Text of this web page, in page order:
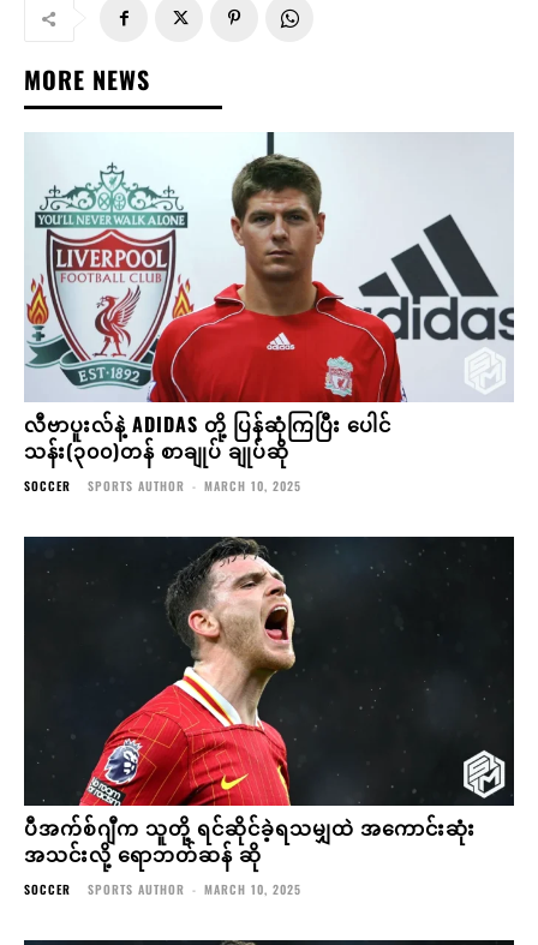
MORE NEWS
လီဗာပူးလ်နဲ့ ADIDAS တို့ ပြန်ဆုံကြပြီး ပေါင်
သန်း(၃၀၀)တန် စာချုပ် ချုပ်ဆို
SOCCER SPORTS AUTHOR - MARCH 10, 2025
ပီအက်စ်ဂျီက သူတို့ ရင်ဆိုင်ခဲ့ရသမျှထဲ အကောင်းဆုံး
အသင်းလို့ ရောဘတ်ဆန် ဆို
SOCCER SPORTS AUTHOR - MARCH 10, 2025